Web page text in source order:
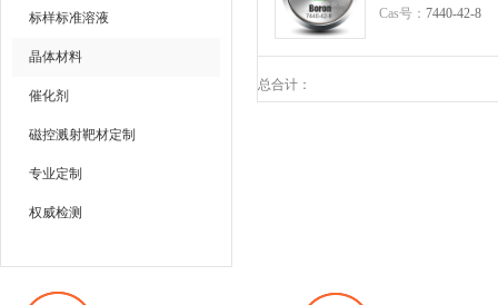
标样标准溶液
晶体材料
催化剂
磁控溅射靶材定制
专业定制
权威检测
Cas号： 7440-42-8
总合计：